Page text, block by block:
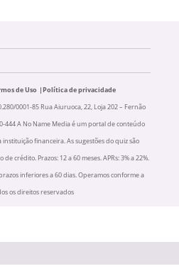
de Uso
Política de privacidade
0001-85 Rua Aiuruoca, 22, Loja 202 – Fernão
444 A No Name Media é um portal de conteúdo
financeira. As sugestões do quiz são
crédito. Prazos: 12 a 60 meses. APRs: 3% a 22%.
inferiores a 60 dias. Operamos conforme a
os direitos reservados